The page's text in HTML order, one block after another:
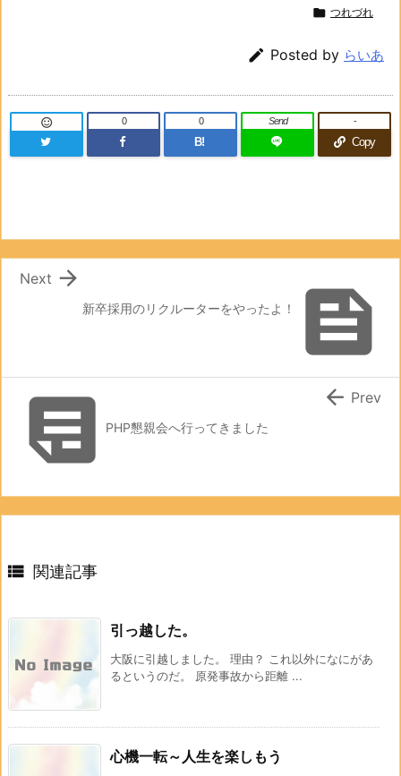
 つれづれ
 Posted by らいあ
 0
B!
0 Send
Copy
-

新卒採用のリクルーターをやったよ！

Next
PHP懇親会へ行ってきました
 Prev
 関連記事
引っ越した。
大阪に引越しました。 理由？ これ以外になにがあ
るというのだ。 原発事故から距離 ...
心機一転～人生を楽しもう